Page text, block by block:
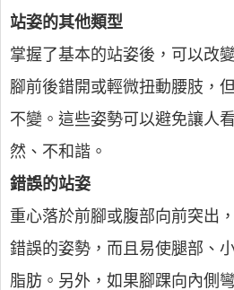
站姿的其他類型
掌握了基本的站姿後，可以改
腳前後錯開或輕微扭動腰肢，
不變。這些姿勢可以避免讓人
然、不和諧。
錯誤的站姿
重心落於前腳或腹部向前突出
錯誤的姿勢，而且易使腿部、
脂肪。另外，如果腳踝向內側